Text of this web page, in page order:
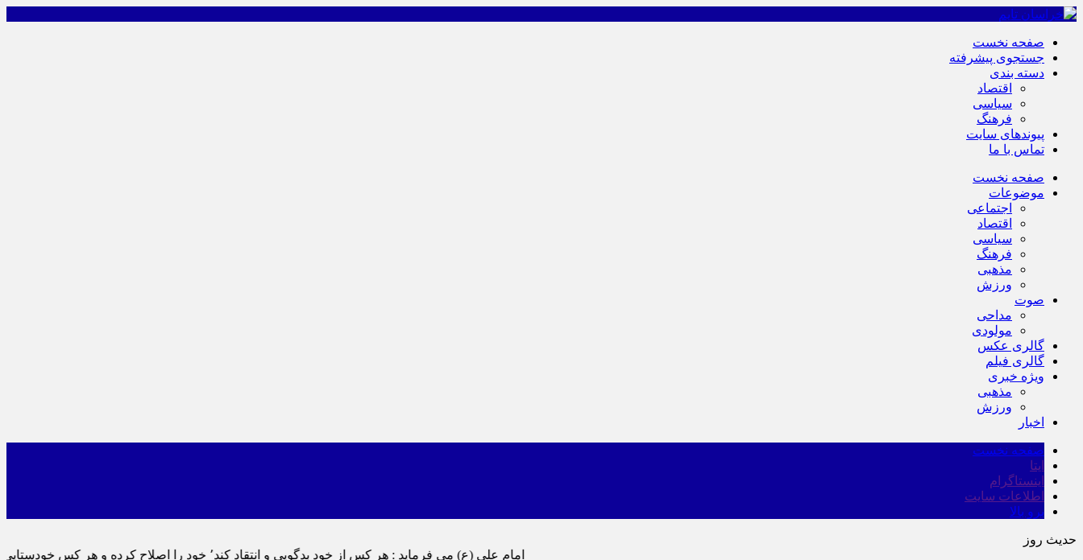
صفحه نخست
جستجوی پیشرفته
دسته بندی
اقتصاد
سیاسی
فرهنگ
پیوندهای سایت
تماس با ما
صفحه نخست
موضوعات
اجتماعی
اقتصاد
سیاسی
فرهنگ
مذهبی
ورزش
صوت
مداحی
مولودی
گالری عکس
گالری فیلم
ویژه خبری
مذهبی
ورزش
اخبار
صفحه نخست
ایتا
اینستاگرام
اطلاعات سایت
برو بالا
حدیث روز
امام علی (ع) می فرماید : هر کس از خود بدگویی و انتقاد کند٬ خود را اصلاح کرده و هر کس خودستایی نماید٬ پس به تحقیق خویش را تباه نموده است.